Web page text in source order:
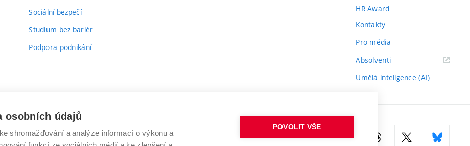
Sociální bezpečí
Studium bez bariér
Podpora podnikání
HR Award
Kontakty
Pro média
Absolventi(externí
Umělá inteligence (AI)
VYSOKÉ UČENÍ TECHNICKÉ V BRNĚ
osobních údajů
shromažďování a analýze informací o výkonu a
POVOLIT VŠE